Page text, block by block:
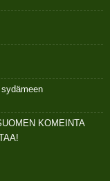
KOMEINTA